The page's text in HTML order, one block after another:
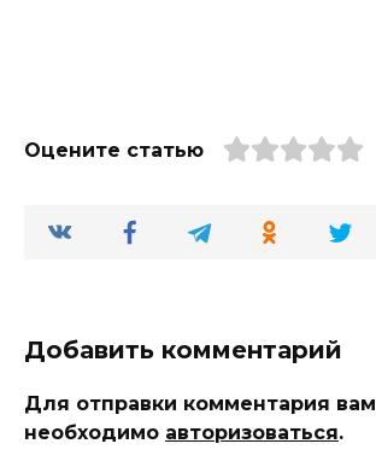
Оцените статью
Добавить комментарий
Для отправки комментария вам
необходимо авторизоваться.